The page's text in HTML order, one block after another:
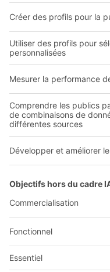
Prestations de service
Entreprise
Qui sommes-nous ?
Sites internationaux
Sites de production
ABIT O
YOUR
03 870 99 00
© 2026 BITO-